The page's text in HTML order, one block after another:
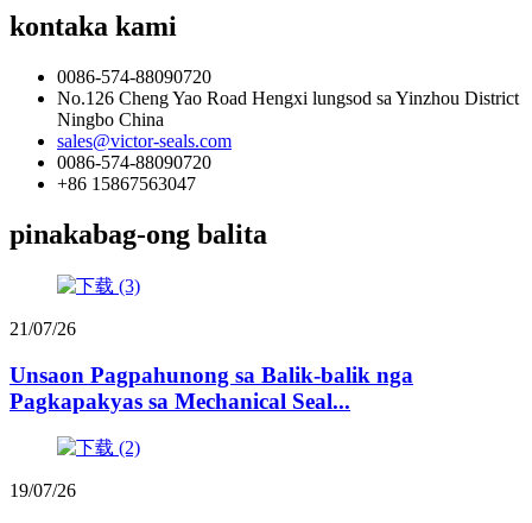
kontaka kami
0086-574-88090720
No.126 Cheng Yao Road Hengxi lungsod sa Yinzhou District
Ningbo China
sales@victor-seals.com
0086-574-88090720
+86 15867563047
pinakabag-ong balita
21/07/26
Unsaon Pagpahunong sa Balik-balik nga
Pagkapakyas sa Mechanical Seal...
19/07/26